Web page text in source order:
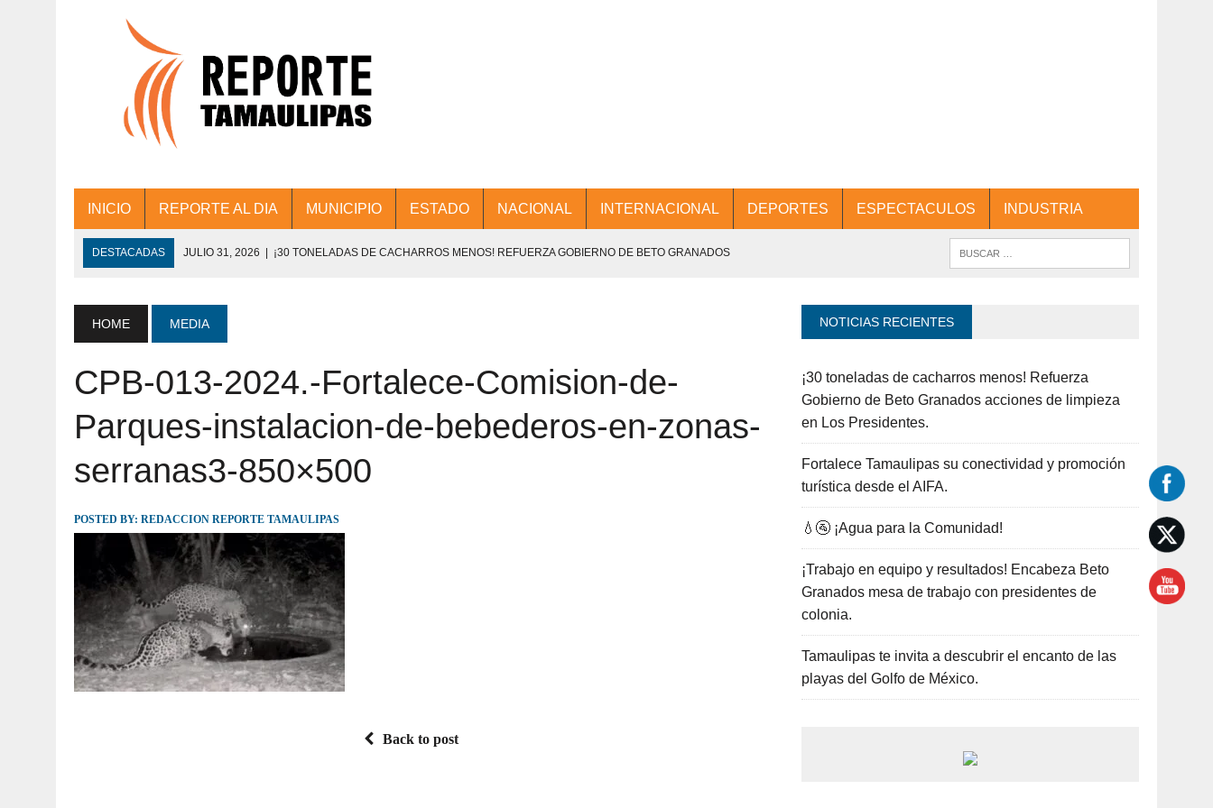
INICIO REPORTE AL DIA MUNICIPIO ESTADO NACIONAL INTERNACIONAL DEPORTES ESPECTACULOS INDUSTRIA
DESTACADAS JULIO 31, 2026 | ¡30 TONELADAS DE CACHARROS MENOS! REFUERZA GOBIERNO DE BETO GRANADOS
JULIO 30, 2026 | 💧🚰 ¡AGUA PARA LA COMUNIDAD!
JULIO 30, 2026 ¡TRABAJO EN EQUIPO Y RESULTADOS! ENCABEZA BETO GRANADOS MESA DE TRABAJO CON PRESIDENTES
JULIO 30, 2026 | TAMAULIPAS TE INVITA A DESCUBRIR EL ENCANTO DE LAS PLAYAS DEL GOLFO DE MÉXICO.
HOME MEDIA
CPB-013-2024.-Fortalece-Comision-de-
Parques-instalacion-de-bebederos-en-zonas-
serranas3-850×500
POSTED BY: REDACCION REPORTE TAMAULIPAS
Back to post
NOTICIAS RECIENTES
¡30 toneladas de cacharros menos! Refuerza
Gobierno de Beto Granados acciones de limpieza
en Los Presidentes.
Fortalece Tamaulipas su conectividad y promoción
turística desde el AIFA.
💧🚰 ¡Agua para la Comunidad!
¡Trabajo en equipo y resultados! Encabeza Beto
Granados mesa de trabajo con presidentes de
colonia.
Tamaulipas te invita a descubrir el encanto de las
playas del Golfo de México.